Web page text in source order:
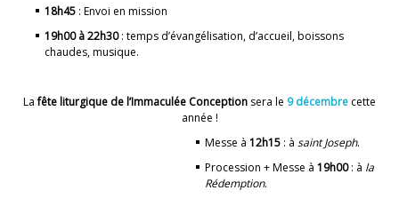
18h45 : Envoi en mission
19h00 à 22h30: temps d’évangélisation, d’accueil, boissons
chaudes, musique.
Lafête liturgique de l’Immaculée Conception sera le 9 décembre cette
année !
Messe à 12h15 : à saint Joseph.
Procession + Messe à 19h00: à la
Rédemption.